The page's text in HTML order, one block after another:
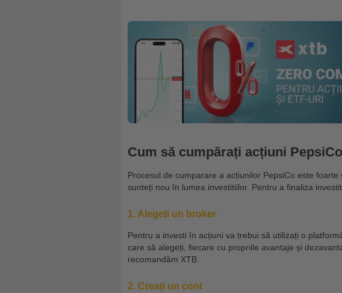
Cum să cumpărați acțiuni
Procesul de cumparare a acțiunilor PepsiCo este
sunteți nou în lumea investitiilor. Pentru a finaliza
1. Alegeți un broker
Pentru a investi în acțiuni va trebui să utilizați o
care să alegeți, fiecare cu propriile avantaje și
recomandăm XTB.
2. Creați un cont